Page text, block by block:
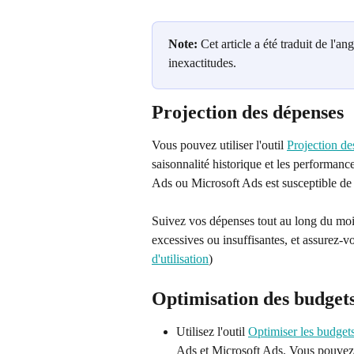
Note: Cet article a été traduit de
inexactitudes.
Projection des dépenses
Vous pouvez utiliser l'outil Projection
saisonnalité historique et les
Ads ou Microsoft Ads est susceptible
Suivez vos dépenses tout au long du
excessives ou insuffisantes, et assurez-
d'utilisation)
Optimisation des
Utilisez l'outil Optimiser les
Ads et Microsoft Ads. Vous